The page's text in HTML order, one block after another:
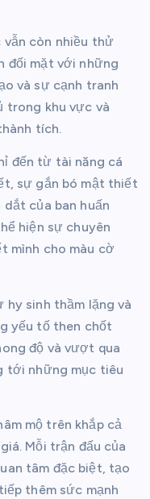
còn nhiều thử
đối mặt với những
và sự cạnh tranh
trong khu vực và
tích.
đến từ tài năng cá
sự gắn bó mật thiết
của ban huấn
hiện sự chuyên
mình cho màu cờ
hy sinh thầm lặng và
yếu tố then chốt
độ và vượt qua
tới những mục tiêu
mộ trên khắp cả
Mỗi trận đấu của
tâm đặc biệt, tạo
thêm sức mạnh